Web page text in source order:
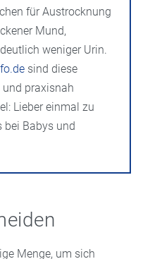
für Austrocknung
Mund,
weniger Urin.
sind diese
praxisnah
Lieber einmal zu
bei Babys und
Menge, um sich